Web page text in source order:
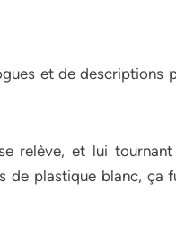
et de descriptions
relève, et lui
de plastique blanc, ça